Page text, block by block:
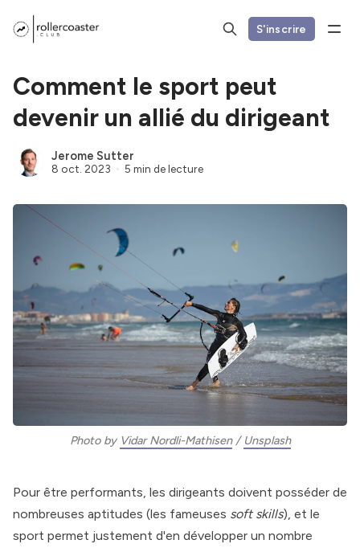
S'inscrire
Comment le sport peut
devenir un allié du dirigeant
Jerome Sutter
8 oct. 2023 5 min de lecture
Photo by Vidar Nordli-Mathisen / Unsplash
Pour être performants, les dirigeants doivent posséder de
nombreuses aptitudes (les fameuses soft skills), et le
sport permet justement d'en développer un nombre